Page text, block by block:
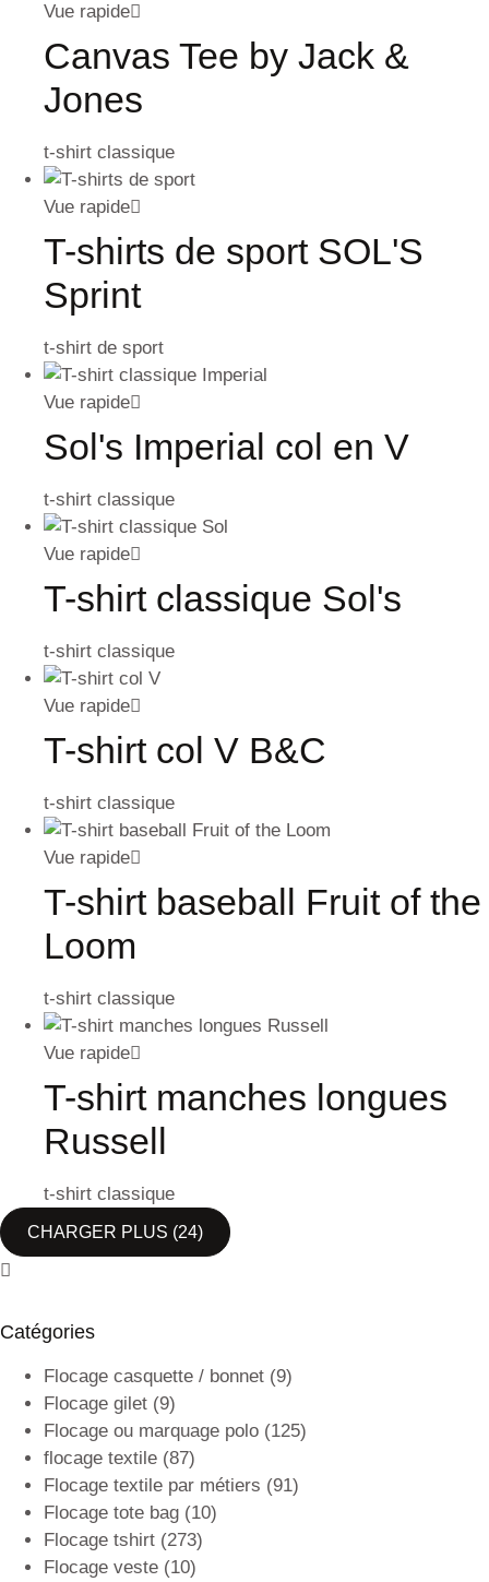
Vue rapide
Canvas Tee by Jack &
Jones
t-shirt classique
Vue rapide
T-shirts de sport SOL'S
Sprint
t-shirt de sport
Vue rapide
Sol's Imperial col en V
t-shirt classique
Vue rapide
T-shirt classique Sol's
t-shirt classique
Vue rapide
T-shirt col V B&C
t-shirt classique
Vue rapide
T-shirt baseball Fruit of the
Loom
t-shirt classique
Vue rapide
T-shirt manches longues
Russell
t-shirt classique
CHARGER PLUS (24)
Catégories
Flocage casquette / bonnet (9)
Flocage gilet (9)
Flocage ou marquage polo (125)
flocage textile (87)
Flocage textile par métiers (91)
Flocage tote bag (10)
Flocage tshirt (273)
Flocage veste (10)